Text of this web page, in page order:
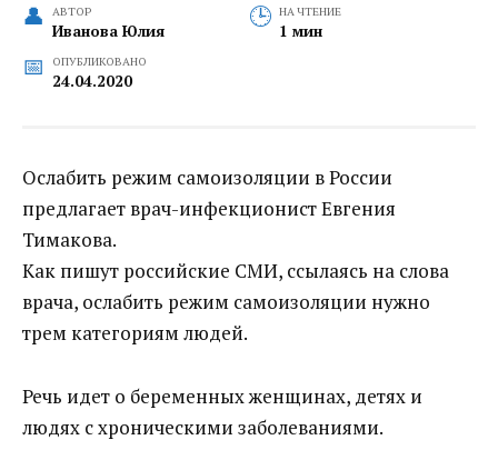
АВТОР
Иванова Юлия
НА ЧТЕНИЕ
1 мин
ОПУБЛИКОВАНО
24.04.2020
Ослабить режим самоизоляции в России
предлагает врач-инфекционист Евгения
Тимакова.
Как пишут российские СМИ, ссылаясь на слова
врача, ослабить режим самоизоляции нужно
трем категориям людей.
Речь идет о беременных женщинах, детях и
людях с хроническими заболеваниями.